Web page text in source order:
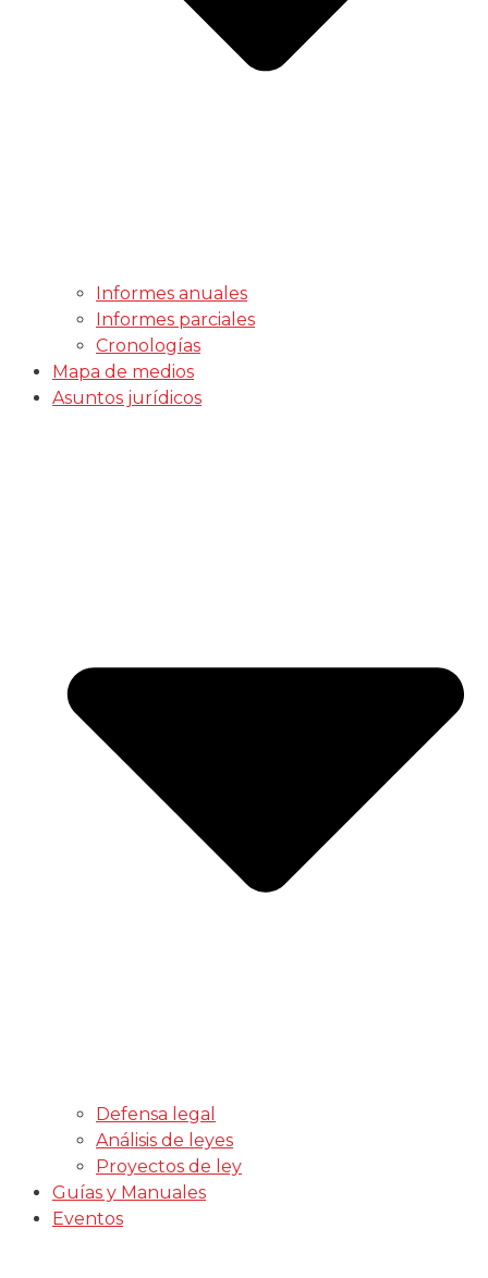
Informes anuales
Informes parciales
Cronologías
Mapa de medios
Asuntos jurídicos
Defensa legal
Análisis de leyes
Proyectos de ley
Guías y Manuales
Eventos